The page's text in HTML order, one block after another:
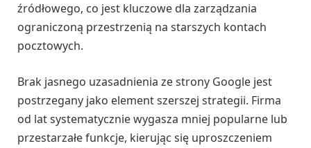
źródłowego, co jest kluczowe dla zarządzania
ograniczoną przestrzenią na starszych kontach
pocztowych.
Brak jasnego uzasadnienia ze strony Google jest
postrzegany jako element szerszej strategii. Firma
od lat systematycznie wygasza mniej popularne lub
przestarzałe funkcje, kierując się uproszczeniem